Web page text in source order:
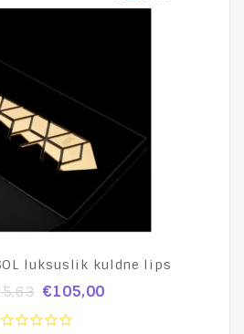
SOL luksuslik kuldne lips
€105,00